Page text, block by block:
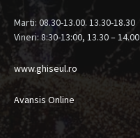
Marti: 08.30-13.00. 13.30-18.30
Vineri: 8:30-13:00, 13.30 – 14.00
www.ghiseul.ro
Avansis Online